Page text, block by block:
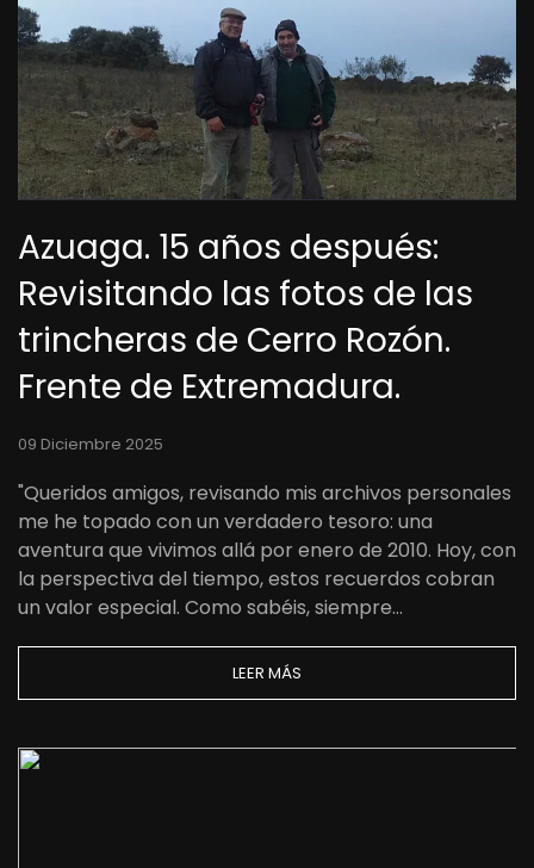
Azuaga. 15 años después:
Revisitando las fotos de las
trincheras de Cerro Rozón.
Frente de Extremadura.
09 Diciembre 2025
"Queridos amigos, revisando mis archivos personales
me he topado con un verdadero tesoro: una
aventura que vivimos allá por enero de 2010. Hoy, con
la perspectiva del tiempo, estos recuerdos cobran
un valor especial. Como sabéis, siempre…
LEER MÁS